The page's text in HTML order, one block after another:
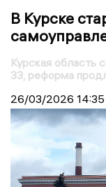
В Курске
Курская область
33, реформа
26/03/2026 14:35